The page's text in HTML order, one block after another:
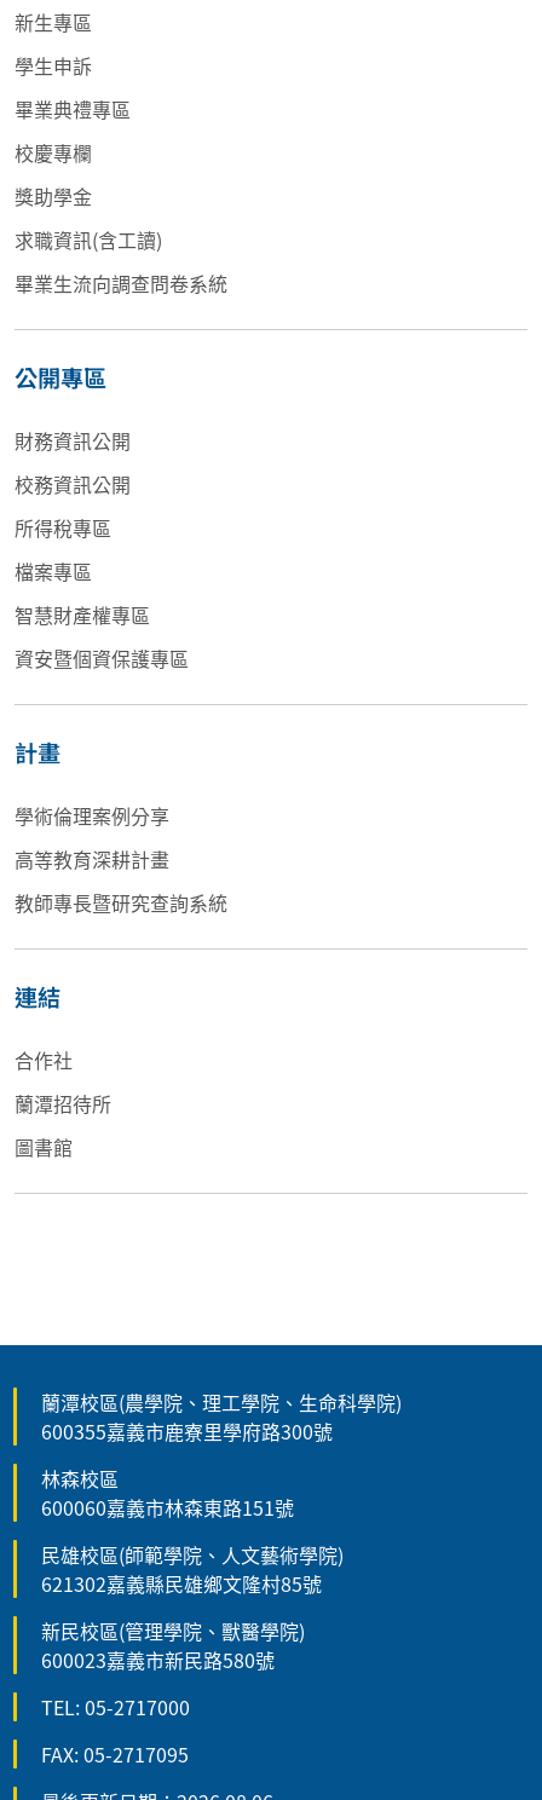
新生專區
學生申訴
畢業典禮專區
校慶專欄
獎助學金
求職資訊(含工讀)
畢業生流向調查問卷系統
公開專區
財務資訊公開
校務資訊公開
所得稅專區
檔案專區
智慧財產權專區
資安暨個資保護專區
計畫
學術倫理案例分享
高等教育深耕計畫
教師專長暨研究查詢系統
連結
合作社
蘭潭招待所
圖書館
蘭潭校區(農學院、理工學院、生命科學院)
600355嘉義市鹿寮里學府路300號
林森校區
600060嘉義市林森東路151號
民雄校區(師範學院、人文藝術學院)
621302嘉義縣民雄鄉文隆村85號
新民校區(管理學院、獸醫學院)
600023嘉義市新民路580號
TEL: 05-2717000
FAX: 05-2717095